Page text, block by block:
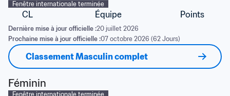
Fenêtre internationale terminée
CL Équipe Points
Dernière mise à jour officielle :20 juillet 2026
Prochaine mise à jour officielle :07 octobre 2026 (62 Jours)
Classement Masculin complet
Féminin
Fenêtre internationale terminée